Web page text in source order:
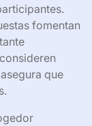
fomentan
que